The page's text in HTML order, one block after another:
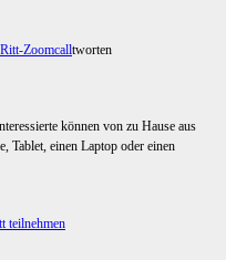
tworten
können von zu Hause aus
Tablet, einen Laptop oder einen
teilnehmen